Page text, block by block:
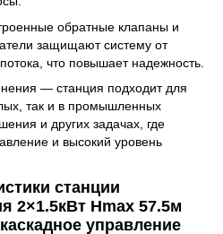
обратные клапаны и
защищают систему от
что повышает надежность.
— станция подходит для
так и в промышленных
и других задачах, где
и высокий уровень
станции
2×1.5кВт Hmax 57.5м
управление